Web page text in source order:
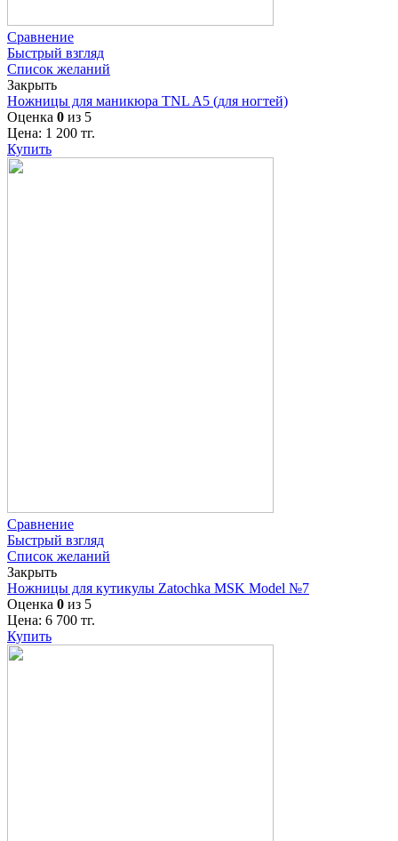
Сравнение
Быстрый взгляд
Список желаний
Закрыть
Ножницы для маникюра TNL A5 (для ногтей)
Оценка 0 из 5
Цена: 1 200 тг.
Купить
Сравнение
Быстрый взгляд
Список желаний
Закрыть
Ножницы для кутикулы Zatochka MSK Model №7
Оценка 0 из 5
Цена: 6 700 тг.
Купить